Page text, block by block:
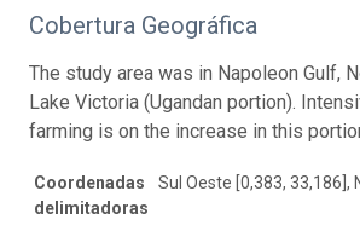
Cobertura Geográfica
The study area was in Napoleon Gulf,
Lake Victoria (Ugandan portion).
farming is on the increase in this
Coordenadas
delimitadoras
Sul Oeste [0,383, 33,186],